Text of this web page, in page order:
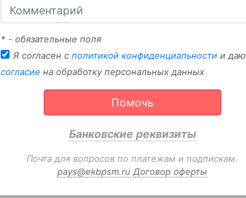
* - обязательные поля
Я согласен с политикой конфиденциальности и даю
согласие на обработку персональных данных
Помочь
Банковские реквизиты
Почта для вопросов по платежам и подпискам.
pays@ekbpsm.ru Договор оферты